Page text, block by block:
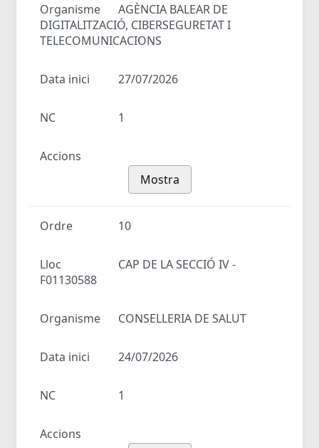
Organisme
AGÈNCIA BALEAR DE
DIGITALITZACIÓ, CIBERSEGURETAT I
TELECOMUNICACIONS
Data inici 27/07/2026
NC 1
Accions
Mostra
Ordre 10
Lloc
CAP DE LA SECCIÓ IV -
F01130588
Organisme CONSELLERIA DE SALUT
Data inici 24/07/2026
NC 1
Accions